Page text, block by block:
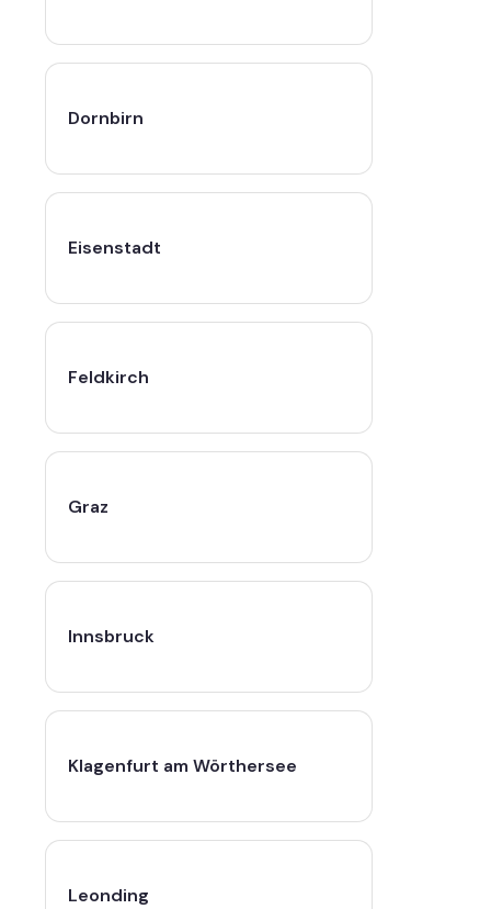
Dornbirn
Eisenstadt
Feldkirch
Graz
Innsbruck
Klagenfurt am Wörthersee
Leonding